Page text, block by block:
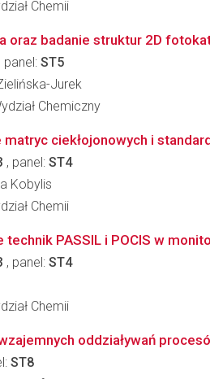
Chemii
oraz badanie struktur 2D
, panel: ST5
Jurek
Chemiczny
ciekłojonowych i
, panel: ST4
Kobylis
Chemii
PASSIL i POCIS w
, panel: ST4
Chemii
oddziaływań
ST8